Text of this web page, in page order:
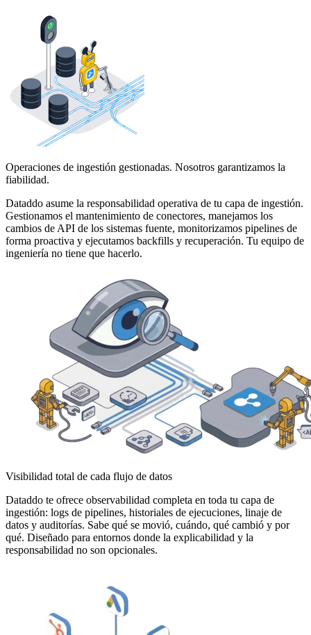
Operaciones de ingestión gestionadas. Nosotros garantizamos la
fiabilidad.
Dataddo asume la responsabilidad operativa de tu capa de ingestión.
Gestionamos el mantenimiento de conectores, manejamos los
cambios de API de los sistemas fuente, monitorizamos pipelines de
forma proactiva y ejecutamos backfills y recuperación. Tu equipo de
ingeniería no tiene que hacerlo.
Visibilidad total de cada flujo de datos
Dataddo te ofrece observabilidad completa en toda tu capa de
ingestión: logs de pipelines, historiales de ejecuciones, linaje de
datos y auditorías. Sabe qué se movió, cuándo, qué cambió y por
qué. Diseñado para entornos donde la explicabilidad y la
responsabilidad no son opcionales.